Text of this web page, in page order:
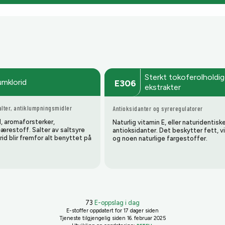
antiklumpningsmidler
aromaforsterker,
Salter av saltsyre
blir fremfor alt benyttet på
E306
Sterkt
ekstrakter
Antioksidanter og syreregulatorer
Naturlig vitamin E, eller
antioksidanter. Det beskytter fett,
og noen naturlige fargestoffer.
73 E-oppslag i dag
E-stoffer oppdatert for 17 dager siden
Tjeneste tilgjengelig siden 16. februar 2025